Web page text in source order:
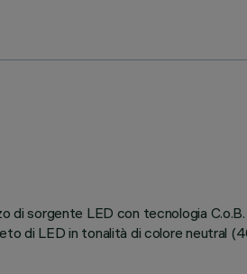
di sorgente LED con tecnologia
di LED in tonalità di colore neutral